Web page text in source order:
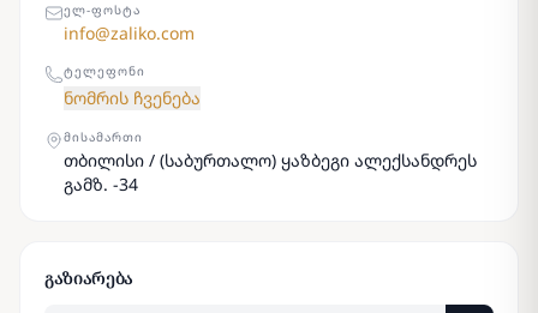
ᲔᲚ-ᲤᲝᲡᲢᲐ
info@zaliko.com
ᲢᲔᲚᲔᲤᲝᲜᲘ
ნომრის ჩვენება
ᲛᲘᲡᲐᲛᲐᲠᲗᲘ
თბილისი / (საბურთალო) ყაზბეგი ალექსანდრეს
გამზ. -34
გაზიარება